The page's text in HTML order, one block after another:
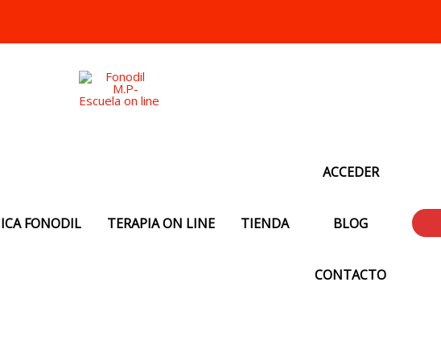
FONODIL TERAPIA ON LINE TIENDA
ACCEDER
BLOG
CONTACTO